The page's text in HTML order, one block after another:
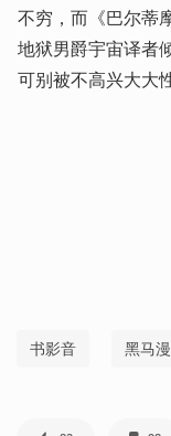
不穷，而《巴尔蒂
地狱男爵宇宙译者
可别被不高兴大大
书影音 黑马